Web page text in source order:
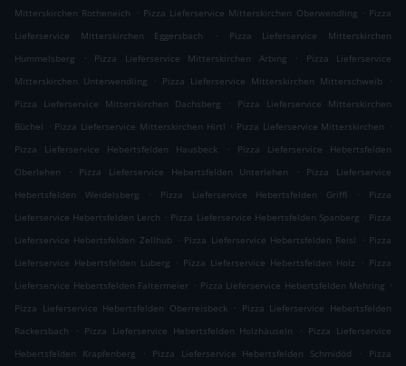
Mitterskirchen Rotheneich
. Pizza Lieferservice Mitterskirchen Oberwendling . Pizza
Lieferservice Mitterskirchen Eggersbach
.
Pizza Lieferservice Mitterskirchen
Hummelsberg
. Pizza Lieferservice Mitterskirchen Arbing .
Pizza Lieferservice
Mitterskirchen Unterwendling
. Pizza Lieferservice Mitterskirchen Mitterschweib
.
Pizza Lieferservice Mitterskirchen Dachsberg
.
Pizza Lieferservice Mitterskirchen
Büchel . Pizza Lieferservice Mitterskirchen Hirtl . Pizza Lieferservice Mitterskirchen .
Pizza Lieferservice Hebertsfelden Hausbeck
.
Pizza Lieferservice Hebertsfelden
Oberlehen
. Pizza Lieferservice Hebertsfelden Unterlehen .
Pizza Lieferservice
Hebertsfelden Weidelsberg
. Pizza Lieferservice Hebertsfelden Griffl .
Pizza
Lieferservice Hebertsfelden Lerch . Pizza Lieferservice Hebertsfelden Spanberg . Pizza
Lieferservice Hebertsfelden Zellhub . Pizza Lieferservice Hebertsfelden Reisl . Pizza
Lieferservice Hebertsfelden Luberg . Pizza Lieferservice Hebertsfelden Holz . Pizza
Lieferservice Hebertsfelden Faltermeier . Pizza Lieferservice Hebertsfelden Mehring .
Pizza Lieferservice Hebertsfelden Oberreisbeck . Pizza Lieferservice Hebertsfelden
Rackersbach
. Pizza Lieferservice Hebertsfelden Holzhäuseln . Pizza Lieferservice
Hebertsfelden Krapfenberg
. Pizza Lieferservice Hebertsfelden Schmidöd .
Pizza